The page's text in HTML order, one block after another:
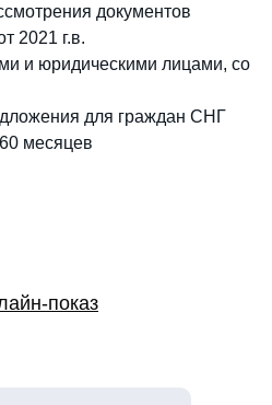
документов
2021 г.в.
и юридическими лицами, со
для граждан СНГ
месяцев
показ